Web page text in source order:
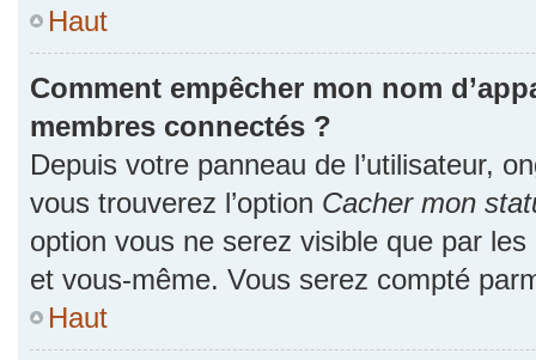
Haut
Comment empêcher mon nom
membres connectés ?
Depuis votre panneau de l’utilisateur,
vous trouverez l’option Cacher mon
option vous ne serez visible que par
et vous-même. Vous serez compté
Haut